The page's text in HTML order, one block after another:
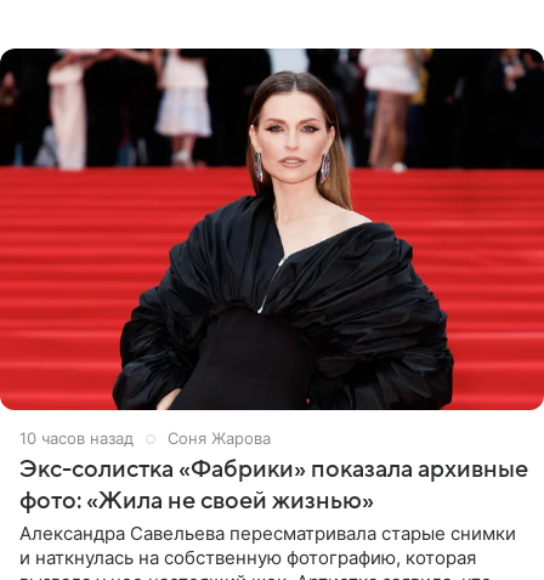
10 часов назад Соня Жарова
Экс-солистка «Фабрики» показала архивные
фото: «Жила не своей жизнью»
Александра Савельева пересматривала старые снимки
и наткнулась на собственную фотографию, которая